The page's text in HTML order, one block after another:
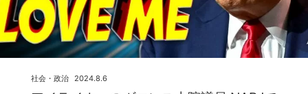
2024.8.6
社会・政治